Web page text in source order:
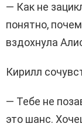
— Как не
понятно,
вздохнула
Кирилл
— Тебе не
это шанс.